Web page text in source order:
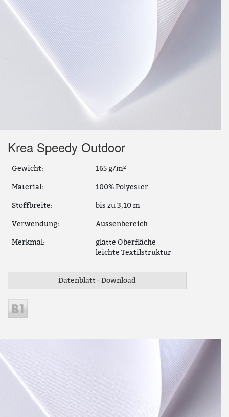
Krea Speedy Outdoor
Gewicht: 165 g/m²
Material: 100% Polyester
Stoffbreite: bis zu 3,10 m
Verwendung: Aussenbereich
Merkmal:
glatte Oberfläche
leichte Textilstruktur
Datenblatt - Download